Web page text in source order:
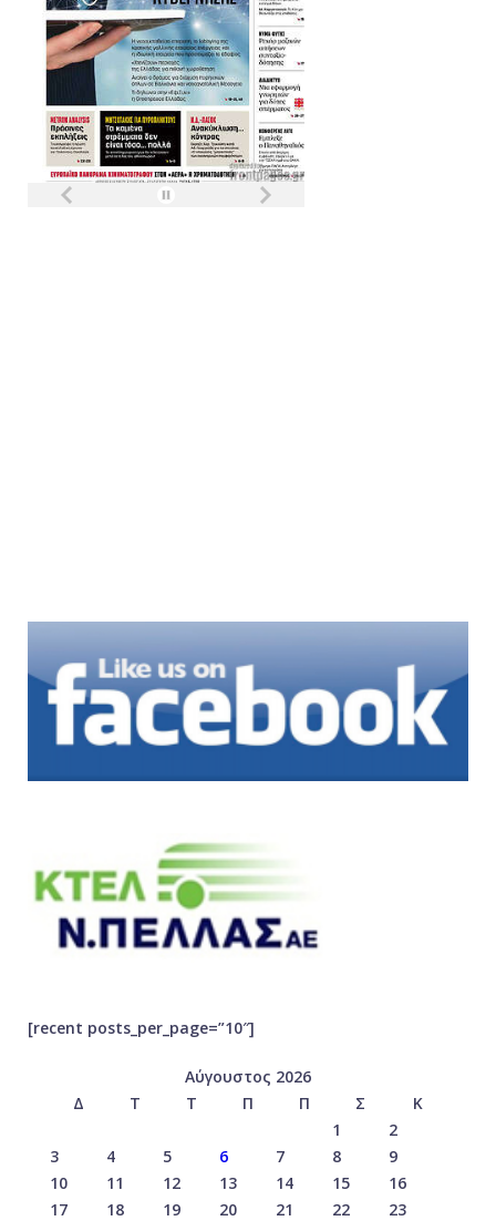
[recent posts_per_page=”10″]
Αύγουστος 2026
Δ
Τ Τ Π Π Σ
Κ
1
2
3
4 5 6 7 8
9
10
11 12 13 14 15
16
17
18 19 20 21 22
23